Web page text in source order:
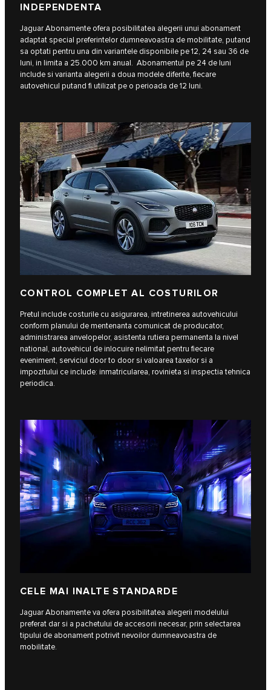
INDEPENDENTA
Jaguar Abonamente ofera posibilitatea alegerii unui abonament
adaptat special preferintelor dumneavoastra de mobilitate, putand
sa optati pentru una din variantele disponibile pe 12, 24 sau 36 de
luni, in limita a 25.000 km anual. Abonamentul pe 24 de luni
include si varianta alegerii a doua modele diferite, fiecare
autovehicul putand fi utilizat pe o perioada de 12 luni.
CONTROL COMPLET AL COSTURILOR
Pretul include costurile cu asigurarea, intretinerea autovehicului
conform planului de mentenanta comunicat de producator,
administrarea anvelopelor, asistenta rutiera permanenta la nivel
national, autovehicul de inlocuire nelimitat pentru fiecare
eveniment, serviciul door to door si valoarea taxelor si a
impozitului ce include: inmatricularea, rovinieta si inspectia tehnica
periodica.
CELE MAI INALTE STANDARDE
Jaguar Abonamente va ofera posibilitatea alegerii modelului
preferat dar si a pachetului de accesorii necesar, prin selectarea
tipului de abonament potrivit nevoilor dumneavoastra de
mobilitate.